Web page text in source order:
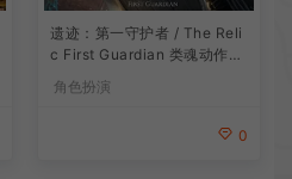
遗迹：第一守护者 / The Reli
c First Guardian 类魂动作R
角色扮演
0